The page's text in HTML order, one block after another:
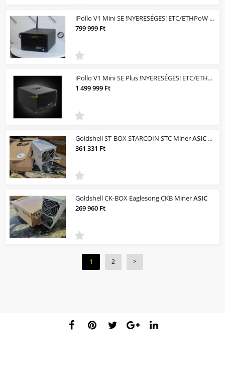
iPollo V1 Mini SE !NYERESÉGES! ETC/ETHPoW MINER/Bányagép! 200mh/s 110Watt /NYERE...
799 999 Ft
iPollo V1 Mini SE Plus !NYERESÉGES! ETC/ETHPoW MINER/Bányagép! 400mh/s 240Watt /...
1 499 999 Ft
Goldshell ST-BOX STARCOIN STC MinerASIC
361 331 Ft
Goldshell CK-BOX Eaglesong CKB MinerASIC
269 960 Ft
1 2 >